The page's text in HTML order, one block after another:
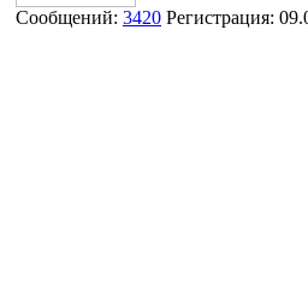
Сообщений: 3420 Регистрация: